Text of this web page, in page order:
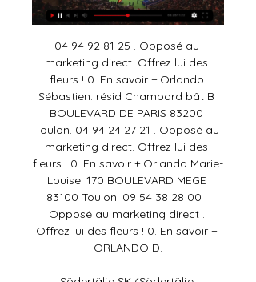
04 94 92 81 25 . Opposé au marketing direct. Offrez lui des fleurs ! 0. En savoir + Orlando Sébastien. résid Chambord bât B BOULEVARD DE PARIS 83200 Toulon. 04 94 24 27 21 . Opposé au marketing direct. Offrez lui des fleurs ! 0. En savoir + Orlando Marie-Louise. 170 BOULEVARD MEGE 83100 Toulon. 09 54 38 28 00 . Opposé au marketing direct . Offrez lui des fleurs ! 0. En savoir + ORLANDO D.

Södertälje SK (Södertälje Sportklubb) est une équipe de hockey sur glace de la ville Södertälje en Suède. L'équipe évolue dans la deuxième division suédoise, l'HockeyAllsvenskan.

MAXIFOOT-LIVE VOUS PERMET DE SUIVRE TOUS LES RESULTATS DE FOOTBALL, EN 1 CLIC, ET EN DIRECT ! Avec notre livescore foot vous ne manquerez aucun match en direct !

US Orléans Loiret Football Football face au PSG ! Aux couleurs de l'USO, cette pièce vous laissera un souvenir de ce beau match qui nous attend samedi !

Le club anglais s'est qualifié mardi pour la finale de la Ligue des champions en battant Barcelone 4-0. Plusieurs joueurs de Liverpool célèbrent leur victoire à domicile face à Barcelone en.

Lyon Hanabi est le matsuri lyonnais proposé par Ota'Sekai. Il rassemble des animations de l'association mais aussi des animations d'association et communautés partenaire. La première édition de Lyon Hanabi a eu lieu le 31 Août 2014 au parc de la visitation et a rassemblé près de 700 personnes.

La Côte d’Ivoire est, avec 40% de la production de cacao, le premier producteur mondial devant le Ghana [133]. La production nationale atteint 1,335 million de tonnes en 2003-2004, la part des exportations étant de 1,060 million de tonnes pour la même période [133]. On surnomme la Côte d'Ivoire …

Pronostic Égypte République Démocratique du Congo du 26/06/2019 en CAN 2019 – Découvrez les pronostics, les statistiques et les meilleures cotes pour le match de Football Égypte - République Démocratique du Congo réalisés par les experts sportifs de RueDesJoueurs.

Tonnerre veut enlever le « sans dame » devant Unisport. Unisport de Bafang a déjà dans son bilan en cinq journées une victoire et trois matchs nuls. Celle (1-0) conquise mercredi dernier au stade Ahmadou Ahidjo contre Dragon de Yaoundé est venue baisser la tension qui enflait déjà au sein des « Tam Dzeh ». Tonnerre kalara club (Tkc.

Hockey Sur Glace Gothiques D'amiens / Diables Rouges aura lieu à Amiens le 22 nov. 2019. Prix 11.80€ Ticketmaster billetterie 100% officielle et garantie

Dans la gamme des appareils aux alentours de 2000 euros, l’A7 Mark III de Sony distance les reflex et hybrides concurrents avec des performances largement supérieures dans presque tous les.

Retrouvez en pièces jointes ci-dessous l’organisation sportive des U19-U17-U15 avec leurs calendriers généraux, la composition des groupes, et également mis en pièce jointe, les textes sur la réforme des jeunes LGEF. les calendriers officiels seront mis en ligne en fin de semaine.

l’Eintracht Francfort a marqué lors de 9 de ses 10 derniers matchs à domicile. l’Eintracht Francfort a marqué 14 buts en 5 rencontres à domicile en Ligue Europa cette saison. Le +2,5 buts est passé à 4 reprises sur les 4 derniers matches de Francfort. Benfica n’a perdu qu’1 seul de ses 5 derniers matchs.

Vous consultez actuellement la page : Statistique Rommen - Sarpsborg 08 II Statistiques des matchs de Rommen et Sarpsborg 08 II: afin de vous aider à parier nous affichons les derniers scores et les stats entre Rommen et Sarpsborg 08 FF II. Les cotes du match Rommen - Sarpsborg 08 II sont aussi disponibles selon le contexte.

Concours ESMV de l'Université de Ngaoundéré 2019-2020: Ouverture d'un concours d'entrée en première année de la filière des Docteurs vétérinaires et fixant le nombre de places offertes à l'Ecole des Sciences et de Médecine Vétérinaire Concours ESMV de l'Université de Ngaoundéré 2019-2020 au titre de …

USBPA Rugby Stade Marcel Verchère 11 Avenue des Sports 01000 Bourg-en-Bresse promotion@usbparugby.com A PROPOS DE NOUS L’Union Sportive Bressane Pays de l’Ain est un club de Rugby à XV fondé en 1902, basé à Bourg-en-Bresse.

Bienvenu(e) ! Je suis « chercheur in-terre-dépendant » (c'est quoi ?). Sur ce site tout simple, vous trouverez des infos sur mes livres, sur le nouveau magazine Yggdrasil, sur certains articles classés par thèmes de recherche, ainsi que les dates des prochaines conférences). J'ai aussi une page Facebook, mais que je n'arrive plus à.

STREAMs*-Orléans-PSG E.n Direct LIVE ON Coupe de il y a 5 minutes — Diffusion Orléans – PSG : sur quelle chaîne TV voir le match en direct ? Le match des 1/16èmes de finale de la Coupe de France entre l'US ...

Cette page vous permet de consulter les informations (but, résultat, commentaires) de l'affiche Kvik Halden / Follo. Vous pouvez intérargir sur ce match de football en déposant vos propres commentaires. Le coup d'envoi de ce match de foot entre Kvik Halden FK et Follo …

Historique des confrontations entre PSG et US Orleans Voir un match de football en direct ? Gratuitement regarder tous les scores de foot en direct live des matchs de foot dans le monde entier. LIENS UTILES.

Dans la région de Dakar et environ, la communauté « LEBU » occupe depuis des siècles une bonne partie des terres. Publicité Le Diarraf de Ouakam El Hadji Yousou Ndoye, a fait des grosses révélations sur le problème foncier de Dakar qui date depuis l’indépendance du Sénégal. Dès lors, les « LEBU » commencèrent à avoir des.

Le rugby tel qu’on l’aime, que l’on ait été acteur sur le pré ou observateur enthousiaste dans les coulisses. Amoureux transit – tout simplement – de cette odeur inoubliable de camphre dans les vestiaires, de l’herbe humide, de la glaise remuée ou du son des crampons claquant sur le sol… Avec un esprit Rugby.

Chez la nouvelle lanterne rouge de D1, les féminines du Stade de Reims ont confirmé leur aisance à l’extérieur. Pour autant, les protégées d’Amandine Miquel ne sont pas parvenues à remporter leur seconde victoire de la saison,la faute à l’internationale Elise Bussaglia en fin de match (84e).

US Orléans PSG en direct regarder gratuit il y a 1 heure — US Orléans PSG en direct regarder gratuit Orléans-PSG: Où voir le match en direct et en streaming ? 20 janvier 2024 Regardez il y a 8 heures ...

Statistiques - Gazélec Ajaccio. Matchs, les statistiques et les dossiers de la saison. | f t | Login. Ligues Mes matchs 0 Scores en direct + Comparer les équipes Comparaison ligues La plus longue série. Afrique du Sud Albanie Algérie Allemagne Andorre Angleterre Angola Arabie Saoudite Argentine Arménie Australie Autriche Azerbaïdjan Belgique Biélorussie Bolivie Bosnie-Herzégovine.

Le Canadien Denis Shapovalov a effacé un mauvais départ pour vaincre le Français Ugo Humbert en trois manches de 2-6, 7-6 (3) et 6-2, mercredi, dans un match de deuxième tour au tournoi de Lyon.

Agence Visa située au cœur du quartier des ambassades à Paris – Champs-Élysées, est une entité indépendante spécialisée dans les démarches d’obtention de tous types de visa, assurance rapatriement, voucher, légalisation, traduction et apostille.

Commentaires : LE PETIT SOUK DIFFUSION, SARL au capital de 550.000 euros, Siège social : 13 rue de Paris, LILLE (59800), Lille Métropole RCS 808 087 563, LE PETIT SOUK, SAS au capital de 1.490.019,07 euros, Siège social : 13 rue de Paris, LILLE (59000), Lille Métropole RCS 483 884 193, Suivant acte sous seing privé en date à Lille du 21.

Malmené durant une heure par une vaillante équipe de Lens, Dijon s’est arraché pour repartir du Stade Bollaert avec le résultat nul (1-1), ce je…

France U20 Irlande U20 résultats en direct et la vidéo diffusion en direct streaming en ligne* mence sur 3052018 à 1900 heure locale dans Junior World Direct francetv sport ssportfrancetvinfofr › …

US Orléans vs. Paris Saint-Germain à 20:45. Vous pouvez regarder US Orléans vs. Paris Saint-Germain en direct et en streaming sur beIN SPORTS. Plus d'informations.

Achetez AZ Diffusion - Perruque Gothique Rose Rouge Noire : Perruques et postiches pour enfants : Amazon.fr Livraison gratuite possible dès 25€ Passer au contenu principal. Essayez Prime Bonjour, Identifiez-vous Compte et listes Identifiez-vous Compte et listes Vos Commandes Testez Prime Panier. Jeux et Jouets. Go Rechercher Acheter à nouveau Chez vous Ventes Flash Prix Mini Chèques.

Une solution pour effectuer rapidement tous vos calculs ! Plus question de vous casser la tête ou de sortir votre boulier ! Une calculatrice en ligne qui vous permet de soustraire, additionner, diviser, multiplier, calculer les pourcentages, racines carrées, et autres merveilles mathématiques. À mémoire, fonctionnelle, pratique, rapide.

Vous vous êtes inscrits en contrôle terminal (mode dérogatoire) et vous voulez accéder à vos cours en ligne. Lisez notre documentation. Vous êtes étudiant étranger ou ERASMUS et vous voulez accéder à vos cours en ligne. Lisez notre documentation.

US Orleans - PSG (live score en direct) Pronostic : US Orleans - PSG. Connectez-vous pour voir les pronostics des internautes ! Vous aurez ainsi accès à la répartition des pronos 1N2 du match entre US ...

Conseils pronostics Antwerp FC KAS Eupen match en streaming, regarde et parie en direct sur la Jupiler Pro League 2017-2018 03 mars 2018 à 20:00 Parie le super bonus et regarde gratuitement de Belgique la rencontre de Division 1a belge. Pronos foot Antwerp FC KAS Eupen Pour bien parier sur le match Antwerp FC KAS Eupen suiver les pronos et.

Football, France: résultats en direct de Orléans il y a 18 heures — US Orléans – PSG. 20.01.2024 01:40, Sport.fr. Voir plus d'infos. Derniers résultats. FRANCENational. Red Star. Orléans. 2. 1. 12.01. D. FRANCECoupe de France.

Trouver le trajet le plus rapide et le plux économique ainsi que la distance entre Béziers et Clermont-sur-Lauquet et planifier votre voyage sur une carte interactive avec une feuille de route. La ville de clermont-sur-lauquet est située dans le département Aude non loin des villes Carcassonne, Villemoustaussou, Limoux, Esperaza